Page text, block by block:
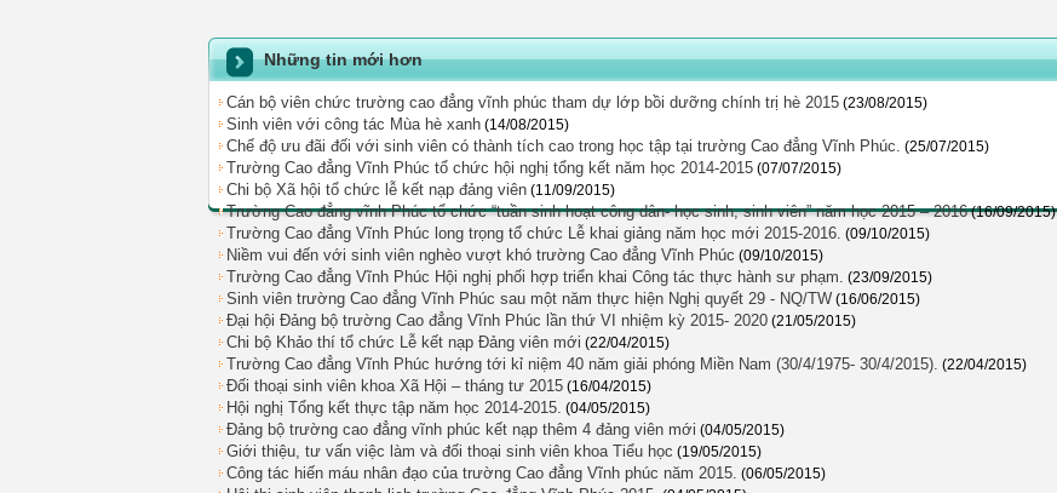
Những tin mới hơn
Cán bộ viên chức trường cao đẳng vĩnh phúc tham dự lớp bồi dưỡng chính trị hè 2015 (23/08/2015)
Sinh viên với công tác Mùa hè xanh (14/08/2015)
Chế độ ưu đãi đối với sinh viên có thành tích cao trong học tập tại trường Cao đẳng Vĩnh Phúc. (25/07/2015)
Trường Cao đẳng Vĩnh Phúc tổ chức hội nghị tổng kết năm học 2014-2015 (07/07/2015)
Chi bộ Xã hội tổ chức lễ kết nạp đảng viên (11/09/2015)
Trường Cao đẳng vĩnh Phúc tổ chức “tuần sinh hoạt công dân- học sinh, sinh viên” năm học 2015 – 2016 (16/09/2015)
Trường Cao đẳng Vĩnh Phúc long trọng tổ chức Lễ khai giảng năm học mới 2015-2016. (09/10/2015)
Niềm vui đến với sinh viên nghèo vượt khó trường Cao đẳng Vĩnh Phúc (09/10/2015)
Trường Cao đẳng Vĩnh Phúc Hội nghị phối hợp triển khai Công tác thực hành sư phạm. (23/09/2015)
Sinh viên trường Cao đẳng Vĩnh Phúc sau một năm thực hiện Nghị quyết 29 - NQ/TW (16/06/2015)
Đại hội Đảng bộ trường Cao đẳng Vĩnh Phúc lần thứ VI nhiệm kỳ 2015- 2020 (21/05/2015)
Chi bộ Khảo thí tổ chức Lễ kết nạp Đảng viên mới (22/04/2015)
Trường Cao đẳng Vĩnh Phúc hướng tới kỉ niệm 40 năm giải phóng Miền Nam (30/4/1975- 30/4/2015). (22/04/2015)
Đối thoại sinh viên khoa Xã Hội – tháng tư 2015 (16/04/2015)
Hội nghị Tổng kết thực tập năm học 2014-2015. (04/05/2015)
Đảng bộ trường cao đẳng vĩnh phúc kết nạp thêm 4 đảng viên mới (04/05/2015)
Giới thiệu, tư vấn việc làm và đối thoại sinh viên khoa Tiểu học (19/05/2015)
Công tác hiến máu nhân đạo của trường Cao đẳng Vĩnh phúc năm 2015. (06/05/2015)